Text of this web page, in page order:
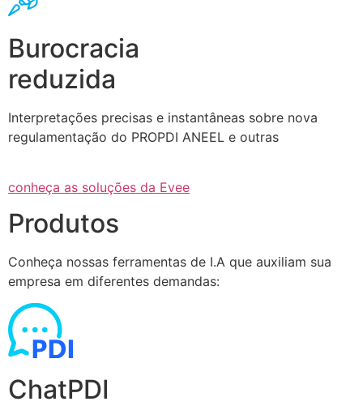
Burocracia
reduzida
Interpretações precisas e instantâneas sobre nova
regulamentação do PROPDI ANEEL e outras
conheça as soluções da Evee
Produtos
Conheça nossas ferramentas de I.A que auxiliam sua
empresa em diferentes demandas:
ChatPDI